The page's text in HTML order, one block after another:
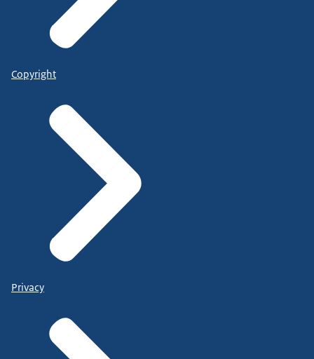
Copyright
Privacy